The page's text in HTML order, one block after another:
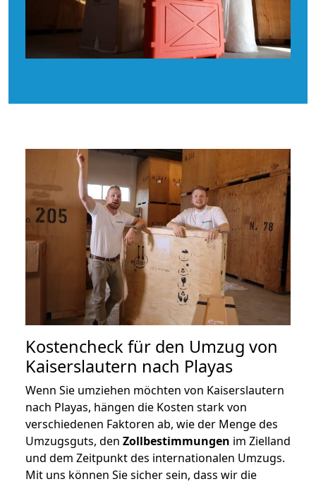
Kostencheck für den Umzug von
Kaiserslautern nach Playas
Wenn Sie umziehen möchten von Kaiserslautern
nach Playas, hängen die Kosten stark von
verschiedenen Faktoren ab, wie der Menge des
Umzugsguts, den Zollbestimmungen im Zielland
und dem Zeitpunkt des internationalen Umzugs.
Mit uns können Sie sicher sein, dass wir die